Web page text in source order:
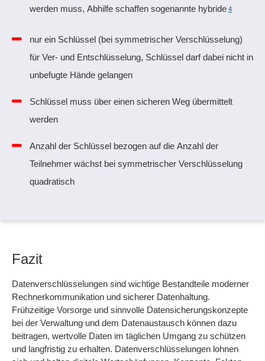
werden muss, Abhilfe schaffen sogenannte hybride 4
nur ein Schlüssel (bei symmetrischer Verschlüsselung)
für Ver- und Entschlüsselung, Schlüssel darf dabei nicht in
unbefugte Hände gelangen
Schlüssel muss über einen sicheren Weg übermittelt
werden
Anzahl der Schlüssel bezogen auf die Anzahl der
Teilnehmer wächst bei symmetrischer Verschlüsselung
quadratisch
Fazit
Datenverschlüsselungen sind wichtige Bestandteile moderner
Rechnerkommunikation und sicherer Datenhaltung.
Frühzeitige Vorsorge und sinnvolle Datensicherungskonzepte
bei der Verwaltung und dem Datenaustausch können dazu
beitragen, wertvolle Daten im täglichen Umgang zu schützen
und langfristig zu erhalten. Datenverschlüsselungen lohnen